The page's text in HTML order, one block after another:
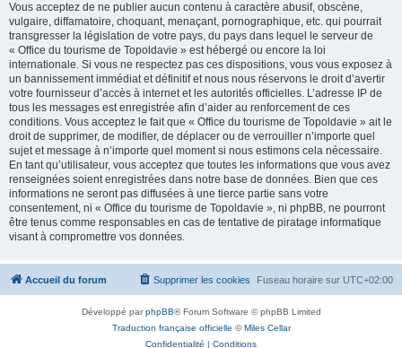
Vous acceptez de ne publier aucun contenu à caractère abusif, obscène,
vulgaire, diffamatoire, choquant, menaçant, pornographique, etc. qui pourrait
transgresser la législation de votre pays, du pays dans lequel le serveur de
« Office du tourisme de Topoldavie » est hébergé ou encore la loi
internationale. Si vous ne respectez pas ces dispositions, vous vous exposez à
un bannissement immédiat et définitif et nous nous réservons le droit d’avertir
votre fournisseur d’accès à internet et les autorités officielles. L’adresse IP de
tous les messages est enregistrée afin d’aider au renforcement de ces
conditions. Vous acceptez le fait que « Office du tourisme de Topoldavie » ait le
droit de supprimer, de modifier, de déplacer ou de verrouiller n’importe quel
sujet et message à n’importe quel moment si nous estimons cela nécessaire.
En tant qu’utilisateur, vous acceptez que toutes les informations que vous avez
renseignées soient enregistrées dans notre base de données. Bien que ces
informations ne seront pas diffusées à une tierce partie sans votre
consentement, ni « Office du tourisme de Topoldavie », ni phpBB, ne pourront
être tenus comme responsables en cas de tentative de piratage informatique
visant à compromettre vos données.
Accueil du forum Fuseau horaire sur UTC+02:00
Supprimer les cookies
Développé parphpBB® Forum Software © phpBB Limited
Traduction française officielle ©Miles Cellar
Confidentialité | Conditions